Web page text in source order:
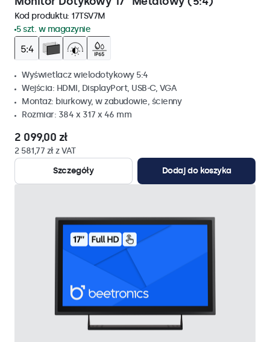
Kod produktu: 17TSV7M
5 szt. w magazynie
Wyświetlacz wielodotykowy 5:4
Wejścia: HDMI, DisplayPort, USB-C, VGA
Montaż: biurkowy, w zabudowie, ścienny
Rozmiar: 384 x 317 x 46 mm
2 099,00 zł
2 581,77 zł z VAT
Szczegóły
Dodaj do koszyka